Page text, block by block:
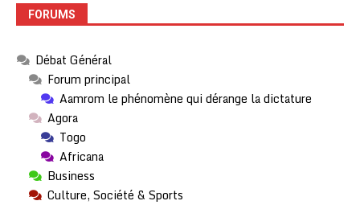
FORUMS
Débat Général
Forum principal
Aamrom le phénomène qui dérange la dictature
Agora
Togo
Africana
Business
Culture, Société & Sports